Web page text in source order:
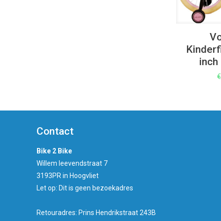
€
Contact
Bike 2 Bike
Willem leevendstraat 7
3193PR in Hoogvliet
Let op: Dit is geen bezoekadres
Retouradres: Prins Hendrikstraat 243B